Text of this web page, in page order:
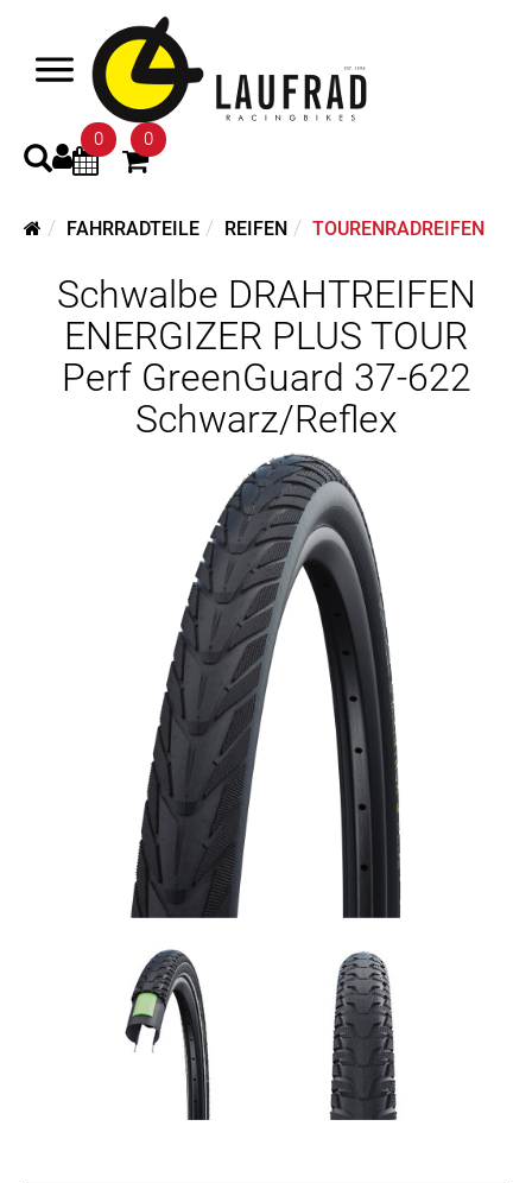
0 0
FAHRRADTEILE REIFEN TOURENRADREIFEN
Schwalbe DRAHTREIFEN
ENERGIZER PLUS TOUR
Perf GreenGuard 37-622
Schwarz/Reflex